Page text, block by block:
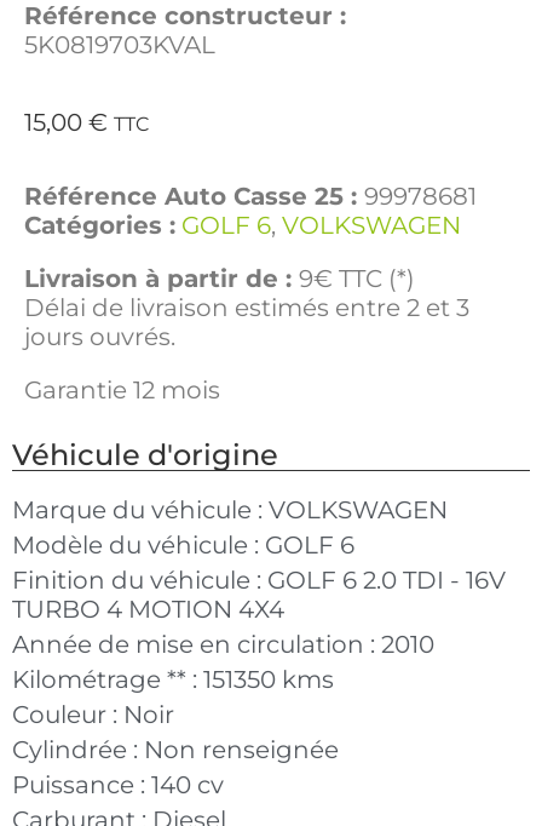
Référence constructeur :
5K0819703KVAL
15,00 € TTC
Référence Auto Casse 25 : 99978681
Catégories : GOLF 6, VOLKSWAGEN
Livraison à partir de : 9€ TTC (*)
Délai de livraison estimés entre 2 et 3
jours ouvrés.
Garantie 12 mois
Véhicule d'origine
Marque du véhicule : VOLKSWAGEN
Modèle du véhicule : GOLF 6
Finition du véhicule : GOLF 6 2.0 TDI - 16V
TURBO 4 MOTION 4X4
Année de mise en circulation : 2010
Kilométrage ** : 151350 kms
Couleur : Noir
Cylindrée : Non renseignée
Puissance : 140 cv
Carburant : Diesel